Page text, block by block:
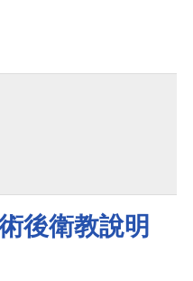
後衛教說明